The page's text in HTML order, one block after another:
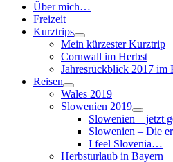
Über mich…
Freizeit
Kurztrips
Mein kürzester Kurztrip
Cornwall im Herbst
Jahresrückblick 2017 im
Reisen
Wales 2019
Slowenien 2019
Slowenien – jetzt
Slowenien – Die
I feel Slovenia…
Herbsturlaub in Bayern